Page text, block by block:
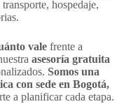
hospedaje,
vale frente a
asesoría gratuita
Somos una
con sede en Bogotá,
a planificar cada etapa.